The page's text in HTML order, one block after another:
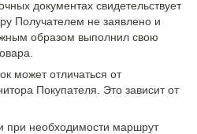
документах свидетельствует
Получателем не заявлено и
образом выполнил свою
может отличаться от
Покупателя. Это зависит от
при необходимости маршрут